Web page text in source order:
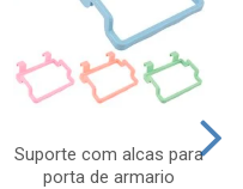
Suporte com alcas para
porta de armario